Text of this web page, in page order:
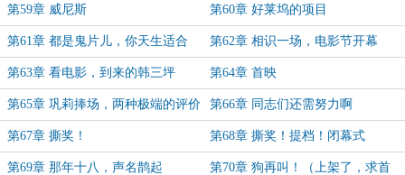
回事儿
第59章 威尼斯 第60章 好莱坞的项目
第61章 都是鬼片儿，你天生适合 第62章 相识一场，电影节开幕
第63章 看电影，到来的韩三坪 第64章 首映
第65章 巩莉捧场，两种极端的评价 第66章 同志们还需努力啊
第67章 撕奖！ 第68章 撕奖！提档！闭幕式
第69章 那年十八，声名鹊起 第70章 狗再叫！（上架了，求首